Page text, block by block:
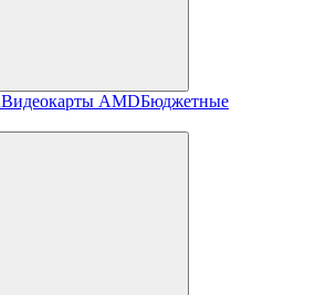
Видеокарты AMDБюджетные